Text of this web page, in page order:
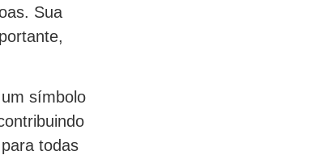
Sua
símbolo
todas